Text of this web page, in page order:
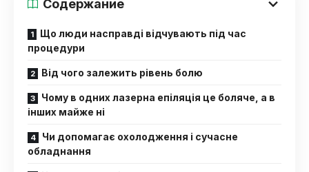
Содержание
Що люди насправді відчувають під час
процедури
Від чого залежить рівень болю
Чому в одних лазерна епіляція це боляче, а в
інших майже ні
Чи допомагає охолодження і сучасне
обладнання